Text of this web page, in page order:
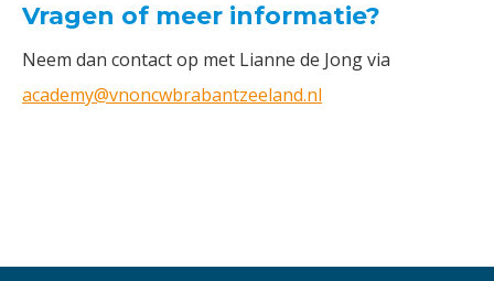
Vragen of meer informatie?
Neem dan contact op met Lianne de Jong via
academy@vnoncwbrabantzeeland.nl